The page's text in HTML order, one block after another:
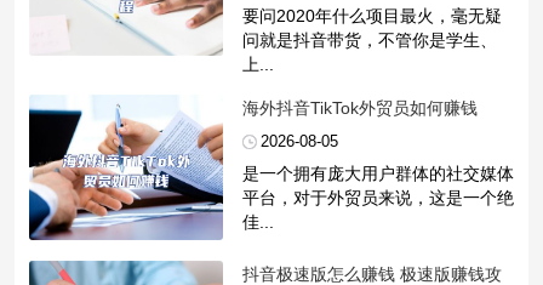
要问2020年什么项目最火，毫无疑
问就是抖音带货，不管你是学生、
上...
​海外抖音TikTok外贸员如何赚钱
2026-08-05
是一个拥有庞大用户群体的社交媒体
平台，对于外贸员来说，这是一个绝
佳...
​抖音极速版怎么赚钱 极速版赚钱攻